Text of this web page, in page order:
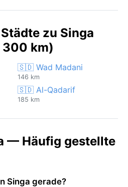
zu Singa
300 km)
🇸🇩 Wad Madani
146 km
🇸🇩 Al-Qadarif
185 km
— Häufig gestellte
Singa gerade?